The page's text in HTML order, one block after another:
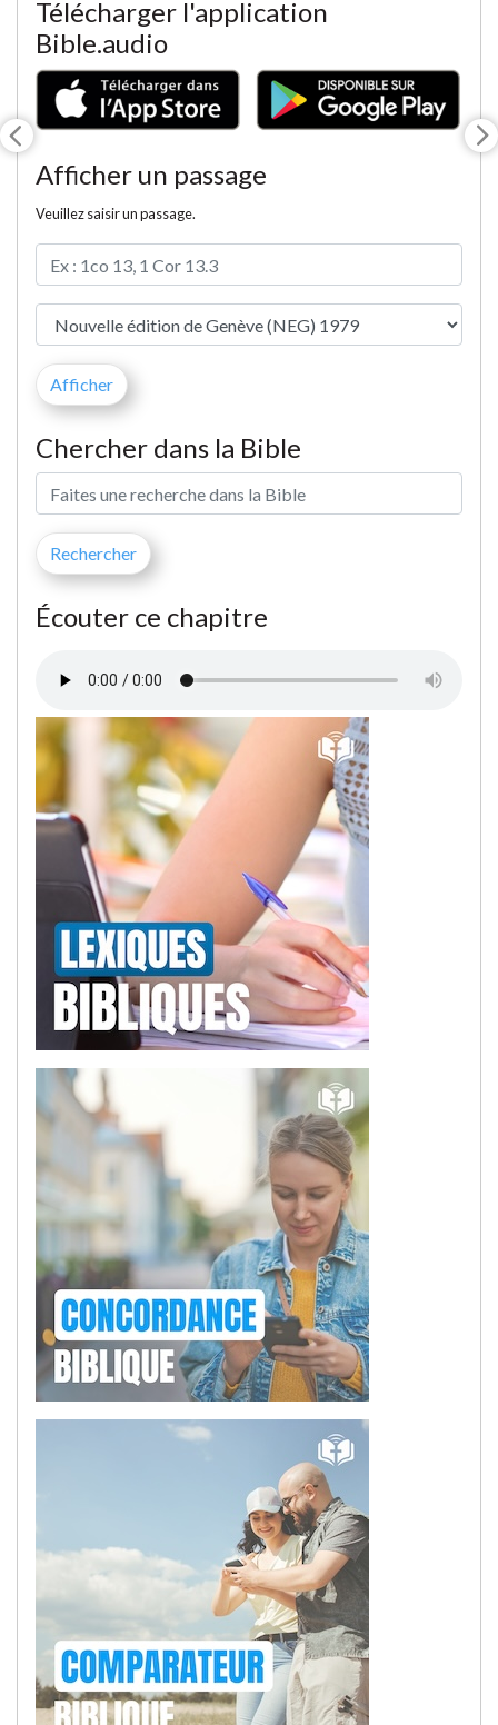
Télécharger l'application
Bible.audio
Afficher un passage
Veuillez saisir un passage.
Chercher dans la Bible
Écouter ce chapitre